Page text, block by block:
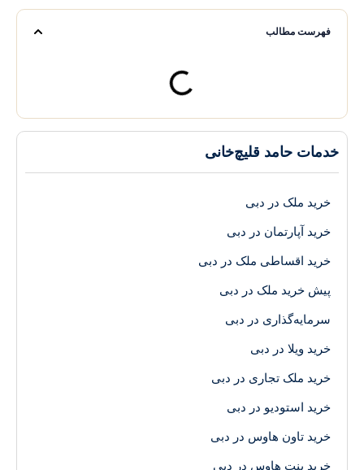
فهرست مطالب
خدمات حامد قلیچ‌خانی
خرید ملک در دبی
خرید آپارتمان در دبی
خرید اقساطی ملک در دبی
پیش خرید ملک در دبی
سرمایه‌گذاری در دبی
خرید ویلا در دبی
خرید ملک تجاری در دبی
خرید استودیو در دبی
خرید تاون هاوس در دبی
خرید پنت هاوس در دبی